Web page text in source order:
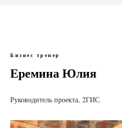
Бизнес тренер
Еремина Юлия
Руководитель проекта, 2ГИС